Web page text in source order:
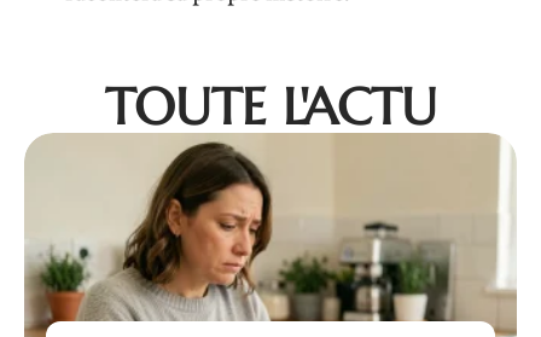
TOUTE L'ACTU